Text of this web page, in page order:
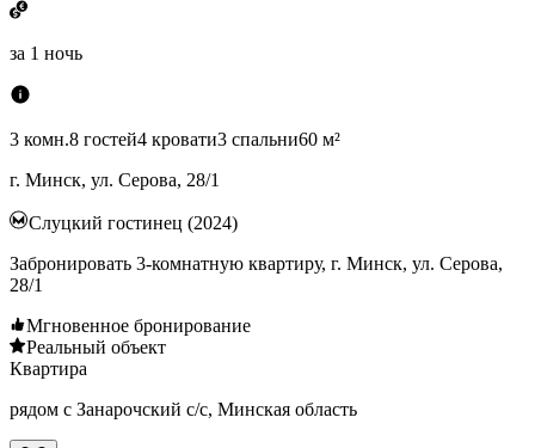
за 1 ночь
3 комн.8 гостей4 кровати3 спальни60 м²
г. Минск, ул. Серова, 28/1
Слуцкий гостинец (2024)
Забронировать 3-комнатную квартиру, г. Минск, ул. Серова,
28/1
Мгновенное бронирование
Реальный объект
Квартира
рядом с Занарочский с/с, Минская область